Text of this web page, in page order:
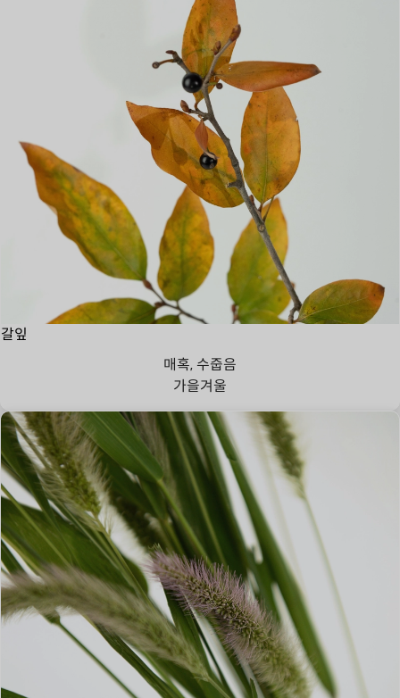
갈잎
매혹, 수줍음
가을겨울